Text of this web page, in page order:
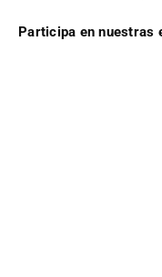
Participa en nuestras